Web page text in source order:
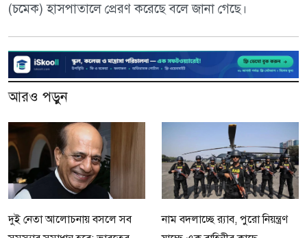
(চমেক) হাসপাতালে প্রেরণ করেছে বলে জানা গেছে।
আরও পড়ুন
দুই নেতা আলোচনায় বসলে সব
নাম বদলাচ্ছে র‌্যাব, পুরো নিয়ন্ত্রণ